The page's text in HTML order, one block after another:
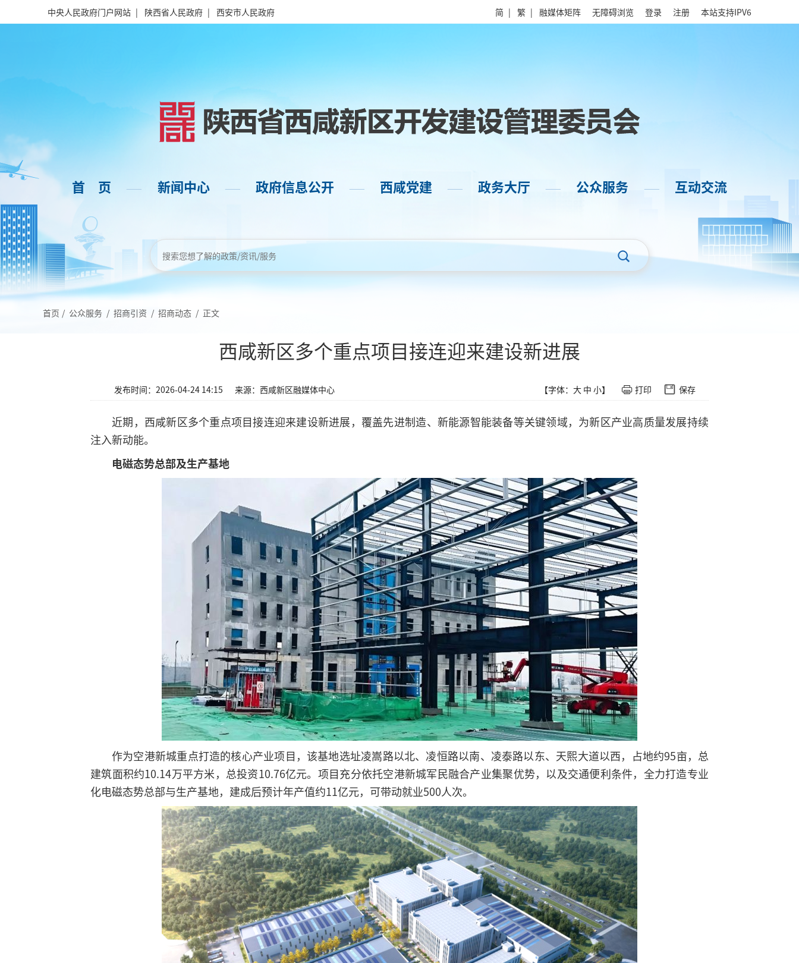
中央人民政府门户网站 | 陕西省人民政府 | 西安市人民政府 简 | 繁 | 融媒体矩阵 无障碍浏览 登录 注册 本站支持IPV6
首 页 —— 新闻中心 —— 政府信息公开 —— 西咸党建 —— 政务大厅 —— 公众服务 —— 互动交流
首页 / 公众服务 / 招商引资 / 招商动态 / 正文
西咸新区多个重点项目接连迎来建设新进展
发布时间：2026-04-24 14:15 来源：西咸新区融媒体中心 【字体： 大 中 小】 打印 保存
近期，西咸新区多个重点项目接连迎来建设新进展，覆盖先进制造、新能源智能装备等关键领域，为新区产业高质量发展持续
注入新动能。
电磁态势总部及生产基地
作为空港新城重点打造的核心产业项目，该基地选址凌嵩路以北、凌恒路以南、凌泰路以东、天熙大道以西，占地约95亩，总
建筑面积约10.14万平方米，总投资10.76亿元。项目充分依托空港新城军民融合产业集聚优势，以及交通便利条件，全力打造专业
化电磁态势总部与生产基地，建成后预计年产值约11亿元，可带动就业500人次。